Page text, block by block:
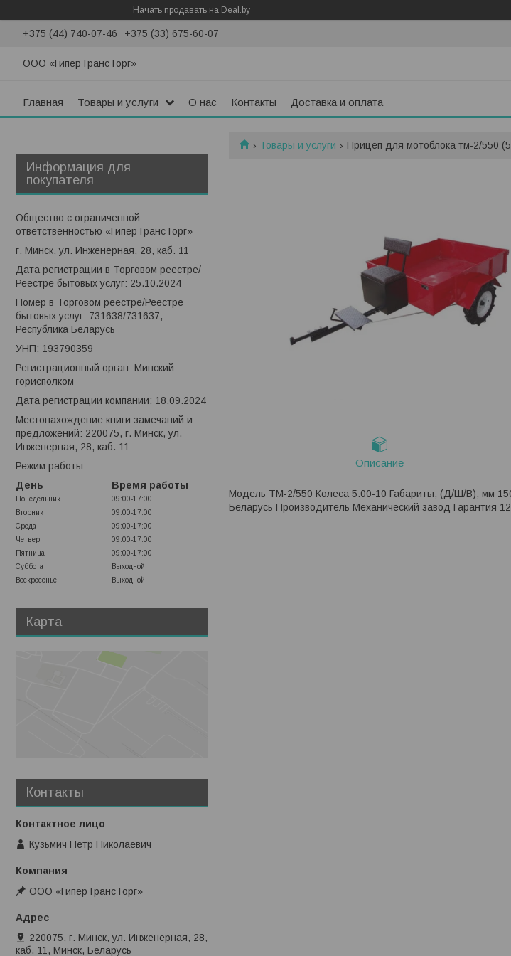
Начать продавать на Deal.by
+375 (44) 740-07-46 +375 (33) 675-60-07
ООО «ГиперТрансТорг»
Главная Товары и услуги О нас Контакты Доставка и оплата
Товары и услуги Прицеп для мотоблока тм-2/550
Описание
Модель ТМ-2/550 Колеса 5.00-10 Габариты, (Д/Ш/В), мм
Беларусь Производитель Механический завод Гарантия
Информация для
покупателя
Общество с ограниченной
ответственностью «ГиперТрансТорг»
г. Минск, ул. Инженерная, 28, каб. 11
Дата регистрации в Торговом реестре/
Реестре бытовых услуг: 25.10.2024
Номер в Торговом реестре/Реестре
бытовых услуг: 731638/731637,
Республика Беларусь
УНП: 193790359
Регистрационный орган: Минский
горисполком
Дата регистрации компании: 18.09.2024
Местонахождение книги замечаний и
предложений: 220075, г. Минск, ул.
Инженерная, 28, каб. 11
Режим работы:
День
Время работы
Понедельник
09:00-17:00
Вторник
09:00-17:00
Среда
09:00-17:00
Четверг
09:00-17:00
Пятница
09:00-17:00
Суббота
Выходной
Воскресенье
Выходной
Карта
Контакты
Кузьмич Пётр Николаевич
ООО «ГиперТрансТорг»
220075, г. Минск, ул. Инженерная, 28,
каб. 11, Минск, Беларусь